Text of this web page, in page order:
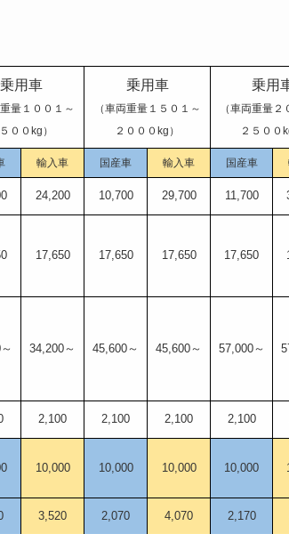
乗用車
重量１００１～
００kg）
乗用車
（車両重量１５０１～
２０００kg）
乗用
（車両重量２
２５００
輸入車 国産車 輸入車 国産車
24,200 10,700 29,700 11,700
17,650 17,650 17,650 17,650
34,200～ 45,600～ 45,600～ 57,000～
2,100 2,100 2,100 2,100
10,000 10,000 10,000 10,000
3,520 2,070 4,070 2,170